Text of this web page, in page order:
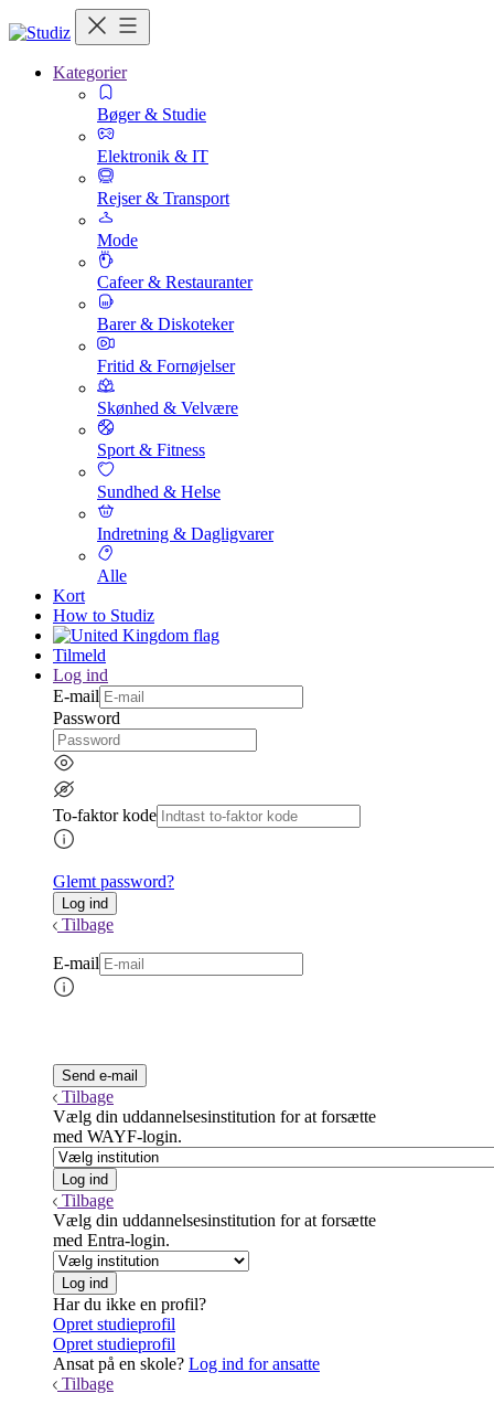
Kategorier
Bøger & Studie
Elektronik & IT
Rejser & Transport
Mode
Cafeer & Restauranter
Barer & Diskoteker
Fritid & Fornøjelser
Skønhed & Velvære
Sport & Fitness
Sundhed & Helse
Indretning & Dagligvarer
Alle
Kort
How to Studiz
Tilmeld
Log ind
E-mail
Password
To-faktor kode
Glemt password?
Tilbage
E-mail
Tilbage
Vælg din uddannelsesinstitution for at forsætte
med WAYF-login.
Tilbage
Vælg din uddannelsesinstitution for at forsætte
med Entra-login.
Har du ikke en profil?
Opret studieprofil
Opret studieprofil
Ansat på en skole? Log ind for ansatte
Tilbage